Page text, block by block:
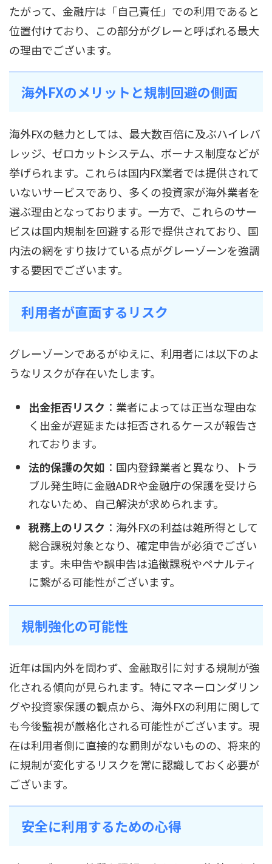
たがって、金融庁は「自己責任」での利用であると
位置付けており、この部分がグレーと呼ばれる最大
の理由でございます。
海外FXのメリットと規制回避の側面
海外FXの魅力としては、最大数百倍に及ぶハイレバ
レッジ、ゼロカットシステム、ボーナス制度などが
挙げられます。これらは国内FX業者では提供されて
いないサービスであり、多くの投資家が海外業者を
選ぶ理由となっております。一方で、これらのサー
ビスは国内規制を回避する形で提供されており、国
内法の網をすり抜けている点がグレーゾーンを強調
する要因でございます。
利用者が直面するリスク
グレーゾーンであるがゆえに、利用者には以下のよ
うなリスクが存在いたします。
出金拒否リスク ：業者によっては正当な理由な
く出金が遅延または拒否されるケースが報告さ
れております。
法的保護の欠如 ：国内登録業者と異なり、トラ
ブル発生時に金融ADRや金融庁の保護を受けら
れないため、自己解決が求められます。
税務上のリスク ：海外FXの利益は雑所得として
総合課税対象となり、確定申告が必須でござい
ます。未申告や誤申告は追徴課税やペナルティ
に繋がる可能性がございます。
規制強化の可能性
近年は国内外を問わず、金融取引に対する規制が強
化される傾向が見られます。特にマネーロンダリン
グや投資家保護の観点から、海外FXの利用に関して
も今後監視が厳格化される可能性がございます。現
在は利用者側に直接的な罰則がないものの、将来的
に規制が変化するリスクを常に認識しておく必要が
ございます。
安全に利用するための心得